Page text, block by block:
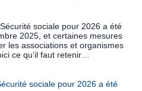
sociale pour 2026 a été
2025, et certaines mesures
les associations et organismes
ce qu’il faut retenir…
sociale pour 2026 a été